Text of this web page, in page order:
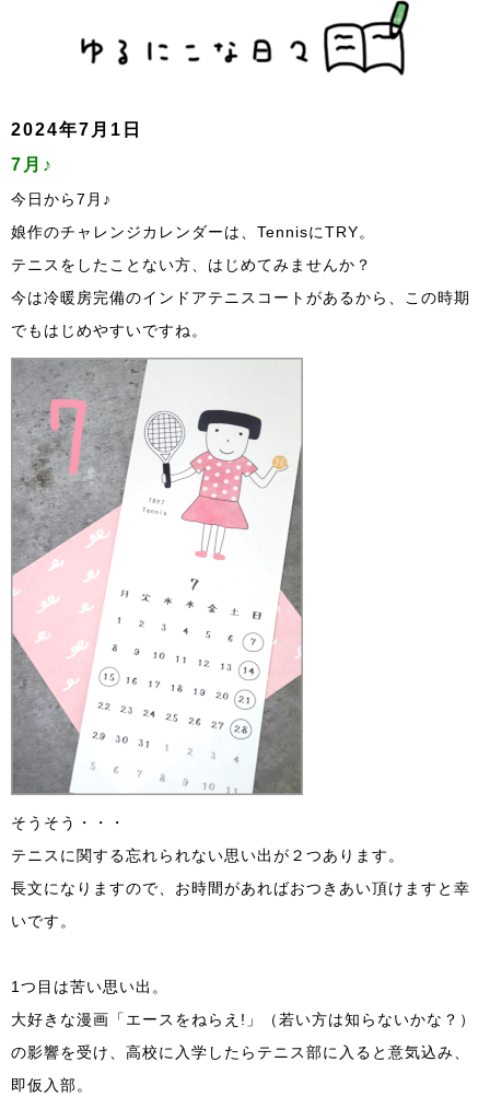
2024年7月1日
7月♪
今日から7月♪
娘作のチャレンジカレンダーは、TennisにTRY。
テニスをしたことない方、はじめてみませんか？
今は冷暖房完備のインドアテニスコートがあるから、この時期
でもはじめやすいですね。
そうそう・・・
テニスに関する忘れられない思い出が２つあります。
長文になりますので、お時間があればおつきあい頂けますと幸
いです。
1つ目は苦い思い出。
大好きな漫画「エースをねらえ!」（若い方は知らないかな？）
の影響を受け、高校に入学したらテニス部に入ると意気込み、
即仮入部。